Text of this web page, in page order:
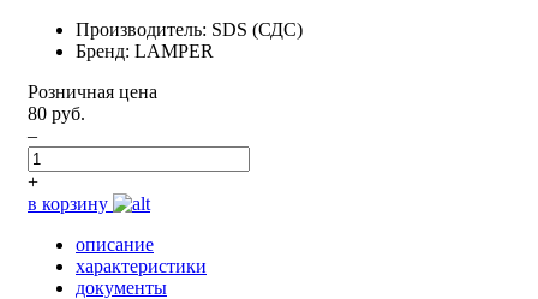
Производитель: SDS (СДС)
Бренд: LAMPER
Розничная цена
80 руб.
–
+
в корзину
описание
характеристики
документы